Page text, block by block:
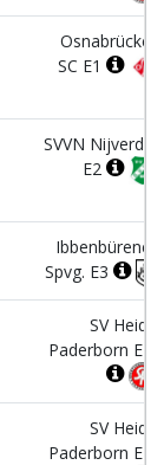
Osnabrücker
SC E1
SVVN Nijverdal
E2
Ibbenbürener
Spvg. E3
SV Heide
Paderborn E1
SV Heide
Paderborn E2